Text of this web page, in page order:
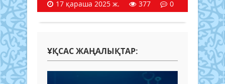
17 қараша 2025 ж. 377 0
ҰҚСАС ЖАҢАЛЫҚТАР: